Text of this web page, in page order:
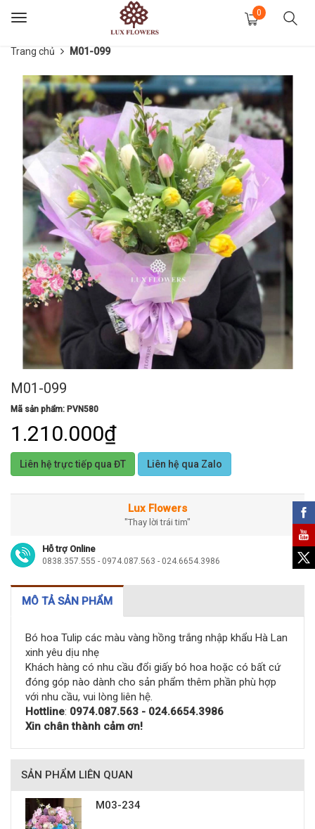
Toggle
0
Trang chủ M01-099
M01-099
Mã sản phẩm: PVN580
1.210.000₫
Liên hệ trực tiếp qua ĐT Liên hệ qua Zalo
Lux Flowers
"Thay lời trái tim"
Hỗ trợ Online
0838.357.555 - 0974.087.563 - 024.6654.3986
MÔ TẢ SẢN PHẨM
Bó hoa Tulip các màu vàng hồng trắng nhập khẩu Hà Lan
xinh yêu dịu nhẹ
Khách hàng có nhu cầu đổi giấy bó hoa hoặc có bất cứ
đóng góp nào dành cho sản phẩm thêm phần phù hợp
với nhu cầu, vui lòng liên hệ.
Hottline: 0974.087.563 - 024.6654.3986
Xin chân thành cảm ơn!
SẢN PHẨM LIÊN QUAN
M03-234